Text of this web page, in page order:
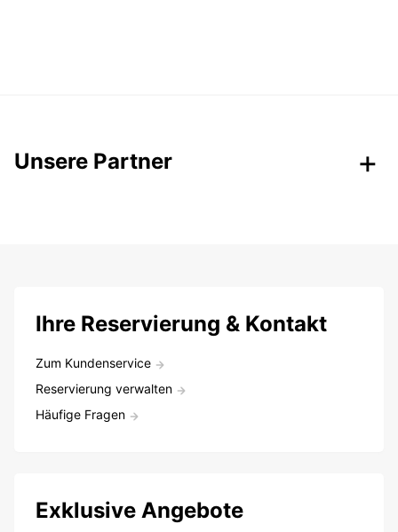
Unsere Partner
Ihre Reservierung & Kontakt
Zum Kundenservice
Reservierung verwalten
Häufige Fragen
Exklusive Angebote